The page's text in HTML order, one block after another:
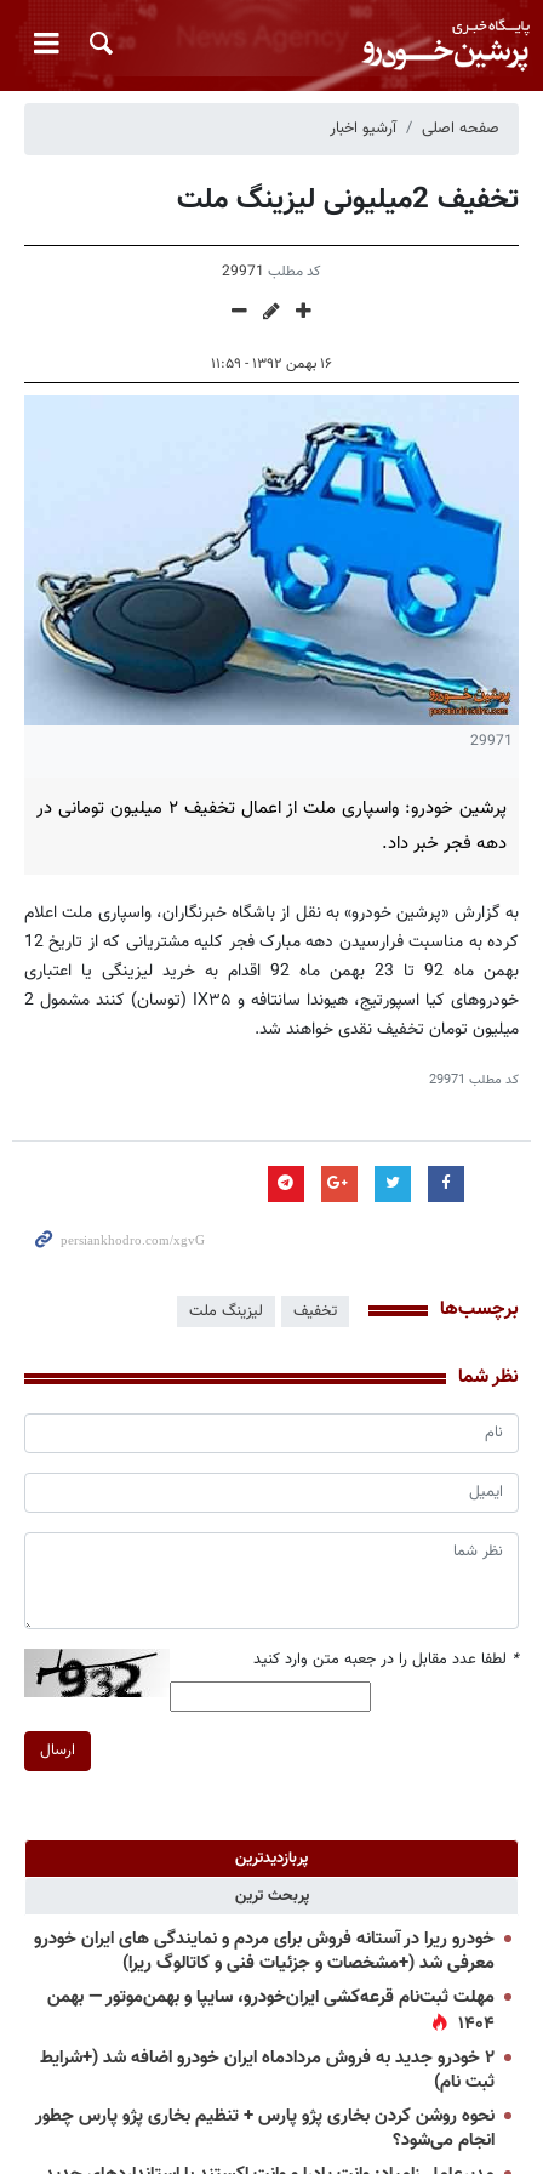
صفحه اصلی آرشیو اخبار
تخفیف 2میلیونی لیزینگ ملت
کد مطلب 29971
۱۶ بهمن ۱۳۹۲ - ۱۱:۵۹
29971
پرشین خودرو: واسپاری ملت از اعمال تخفیف ۲ میلیون تومانی در
دهه فجر خبر داد.
به گزارش «پرشین خودرو» به نقل از باشگاه خبرنگاران، واسپاری ملت اعلام
کرده به مناسبت فرارسیدن دهه مبارک فجر کلیه مشتریانی که از تاریخ 12
بهمن ماه 92 تا 23 بهمن ماه 92 اقدام به خرید لیزینگی یا اعتباری
خودروهای کیا اسپورتیج، هیوندا سانتافه و IX۳۵ (توسان) کنند مشمول 2
میلیون تومان تخفیف نقدی خواهند شد.
کد مطلب 29971
برچسب‌ها تخفیف لیزینگ ملت
نظر شما
* لطفا عدد مقابل را در جعبه متن وارد کنید
ارسال
پربازدیدترین
پربحث ترین
خودرو ریرا در آستانه فروش برای مردم و نمایندگی های ایران خودرو
معرفی شد (+مشخصات و جزئیات فنی و کاتالوگ ریرا)
مهلت ثبت‌نام قرعه‌کشی ایران‌خودرو، سایپا و بهمن‌موتور — بهمن
۱۴۰۴
۲ خودرو جدید به فروش مردادماه ایران خودرو اضافه شد (+شرایط
ثبت نام)
نحوه روشن کردن بخاری پژو پارس + تنظیم بخاری پژو پارس چطور
انجام می‌شود؟